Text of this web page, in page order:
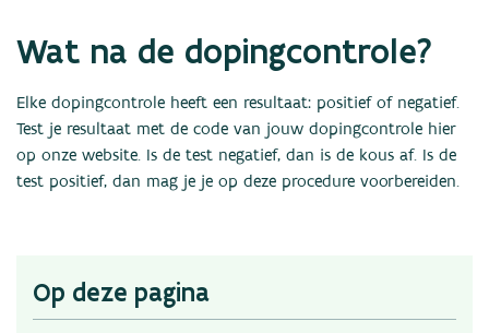
Statistieken
Contact
Wat na de dopingcontrole?
Elke dopingcontrole heeft een resultaat: positief of negatief.
Test je resultaat met de code van jouw dopingcontrole hier
op onze website. Is de test negatief, dan is de kous af. Is de
test positief, dan mag je je op deze procedure voorbereiden.
Op deze pagina